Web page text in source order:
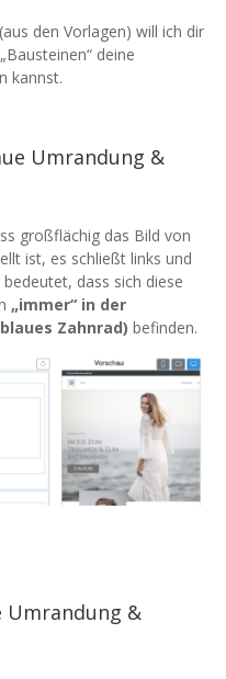
den Vorlagen) will ich dir
deine
kannst.
Umrandung &
großflächig das Bild von
ist, es schließt links und
dass sich diese
„immer“ in der
Zahnrad) befinden.
Umrandung &